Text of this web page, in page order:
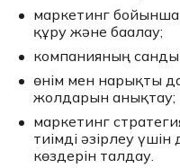
маркетинг
құру және бағалау;
компанияның
өнім мен нарықты
жолдарын анықтау;
маркетинг
тиімді әзірлеу
көздерін талдау.